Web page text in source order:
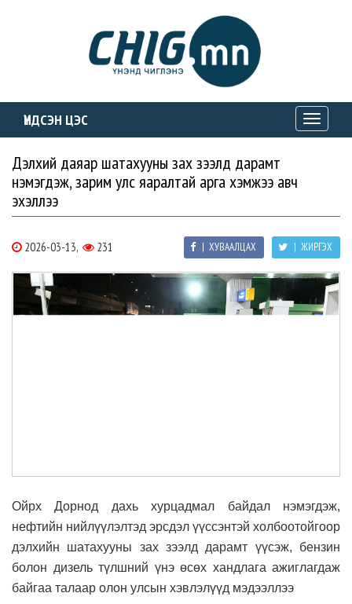
ҮНДСЭН ЦЭС
Toggle
Дэлхий даяар шатахууны зах зээлд дарамт
нэмэгдэж, зарим улс яаралтай арга хэмжээ авч
эхэллээ
2026-03-13, 231 | ЖИРГЭХ
| ХУВААЛЦАХ
Ойрх Дорнод дахь хурцадмал байдал нэмэгдэж,
нефтийн нийлүүлэлтэд эрсдэл үүссэнтэй холбоотойгоор
дэлхийн шатахууны зах зээлд дарамт үүсэж, бензин
болон дизель түлшний үнэ өсөх хандлага ажиглагдаж
байгаа талаар олон улсын хэвлэлүүд мэдээллээ